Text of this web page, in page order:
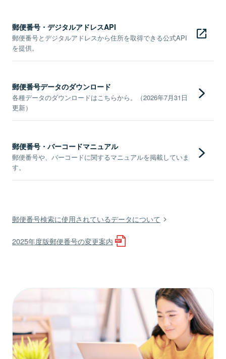
郵便番号・デジタルアドレスAPI
郵便番号とデジタルアドレスから住所を取得できる公式API
を提供。
郵便番号データのダウンロード
各種データのダウンロードはこちらから。（2026年7月31日
更新）
郵便番号・バーコードマニュアル
郵便番号や、バーコードに関するマニュアルを掲載していま
す。
郵便番号検索に使用されているデータについて
2025年度版郵便番号の変更案内